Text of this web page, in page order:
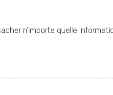
n’importe quelle